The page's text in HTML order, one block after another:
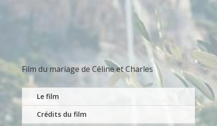
Film du mariage de Céline et Charles
Le film
Crédits du film